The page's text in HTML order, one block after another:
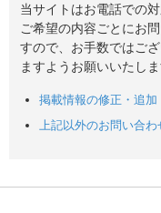
当サイトはお電話での
ご希望の内容ごとにお
すので、お手数ではご
ますようお願いいたしま
掲載情報の修正・追
上記以外のお問い合わ